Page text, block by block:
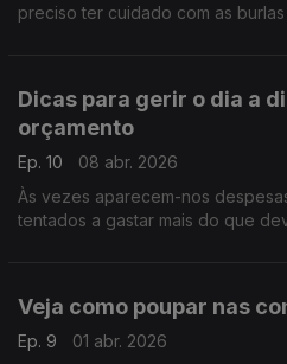
preciso ter cuidado com as
Dicas para gerir o dia a
orçamento
Ep. 10
08 abr. 2026
Às vezes aparecem-nos
tentados a gastar mais do que
Veja como poupar nas
Ep. 9
01 abr. 2026